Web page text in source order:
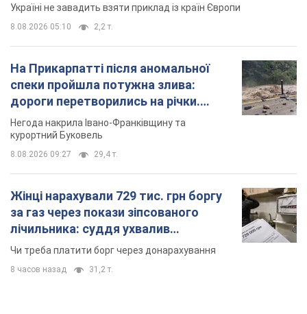
Україні не завадить взяти приклад із країн Європи
8.08.2026 05:10 2,2 т.
На Прикарпатті після аномальної
спеки пройшла потужна злива:
дороги перетворились на річки.
Відео
Негода накрила Івано-Франківщину та
курортний Буковель
8.08.2026 09:27 29,4 т.
Жінці нарахували 729 тис. грн боргу
за газ через покази зіпсованого
лічильника: суддя ухвалив
неочікуване рішення
Чи треба платити борг через донарахування
8 часов назад 31,2 т.